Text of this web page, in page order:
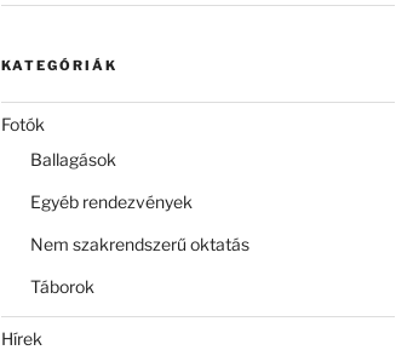
KATEGÓRIÁK
Fotók
Ballagások
Egyéb rendezvények
Nem szakrendszerű oktatás
Táborok
Hírek